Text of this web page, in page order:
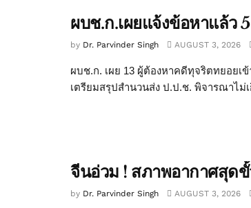
ผบช.ก.เผยแจ้งข้อหาแล้ว
by Dr. Parvinder Singh AUGUST 3, 2026
ผบช.ก. เผย 13 ผู้ต้องหาคดีทุจริตทยอยเ
เตรียมสรุปสำนวนส่ง ป.ป.ช. พิจารณาไม่
จีนอ่วม ! สภาพอากาศสุดขั้
by Dr. Parvinder Singh AUGUST 3, 2026